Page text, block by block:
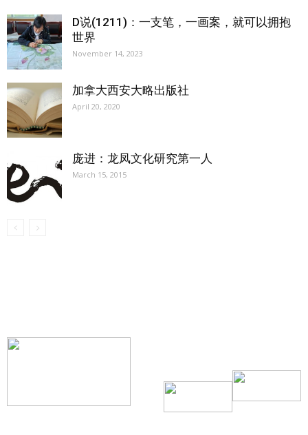
D说(1211)：一支笔，一画案，就可以拥抱
世界
November 14, 2023
加拿大西安大略出版社
April 20, 2020
庞进：龙凤文化研究第一人
March 15, 2015